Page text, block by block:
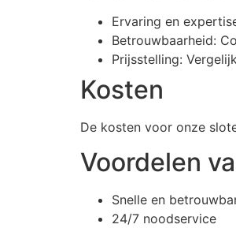
Ervaring en
Betrouwbaarheid:
Prijsstelling:
Kosten
De kosten voor onze
Voordelen
Snelle en
24/7 noodservice